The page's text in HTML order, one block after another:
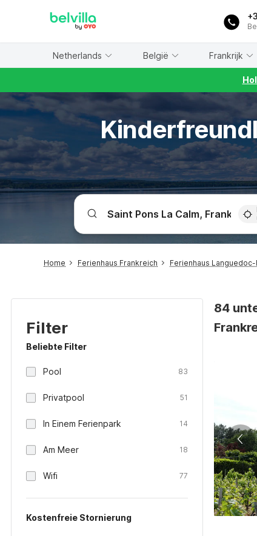
Netherlands België Frankrijk
Home Ferienhaus Frankreich Ferienhaus
Filter
Beliebte Filter
Pool 83
Privatpool 51
In Einem Ferienpark 14
Am Meer 18
Wifi 77
Kostenfreie Stornierung
84